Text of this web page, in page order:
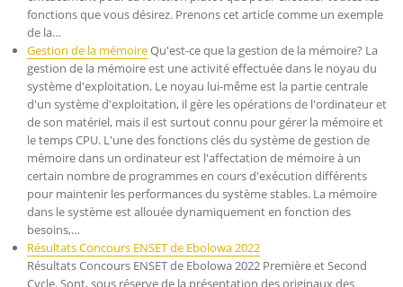
fonctions que vous désirez. Prenons cet article comme un exemple
de la…
Gestion de la mémoireQu'est-ce que la gestion de la mémoire? La
gestion de la mémoire est une activité effectuée dans le noyau du
système d'exploitation. Le noyau lui-même est la partie centrale
d'un système d'exploitation, il gère les opérations de l'ordinateur et
de son matériel, mais il est surtout connu pour gérer la mémoire et
le temps CPU. L'une des fonctions clés du système de gestion de
mémoire dans un ordinateur est l'affectation de mémoire à un
certain nombre de programmes en cours d'exécution différents
pour maintenir les performances du système stables. La mémoire
dans le système est allouée dynamiquement en fonction des
besoins,…
Résultats Concours ENSET de Ebolowa 2022
Résultats Concours ENSET de Ebolowa 2022 Première et Second
Cycle. Sont, sous réserve de la présentation des originaux des